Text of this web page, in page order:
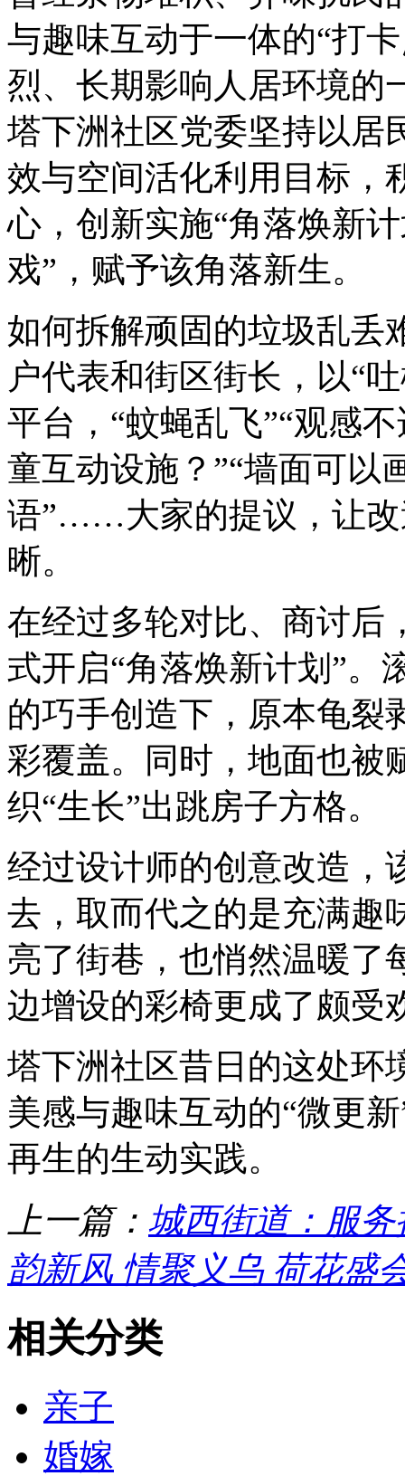
与趣味互动于一体的“打
烈、长期影响人居环境的
塔下洲社区党委坚持以居
效与空间活化利用目标，
心，创新实施“角落焕新
戏”，赋予该角落新生。
如何拆解顽固的垃圾乱丢
户代表和街区街长，以“
平台，“蚊蝇乱飞”“观感
童互动设施？”“墙面可以
语”……大家的提议，让改
晰。
在经过多轮对比、商讨后
式开启“角落焕新计划”。
的巧手创造下，原本龟裂
彩覆盖。同时，地面也被
织“生长”出跳房子方格。
经过设计师的创意改造，
去，取而代之的是充满趣
亮了街巷，也悄然温暖了
边增设的彩椅更成了颇受
塔下洲社区昔日的这处环
美感与趣味互动的“微更
再生的生动实践。
上一篇： 城西街道：服
韵新风 情聚义乌 荷花盛
相关分类
亲子
婚嫁